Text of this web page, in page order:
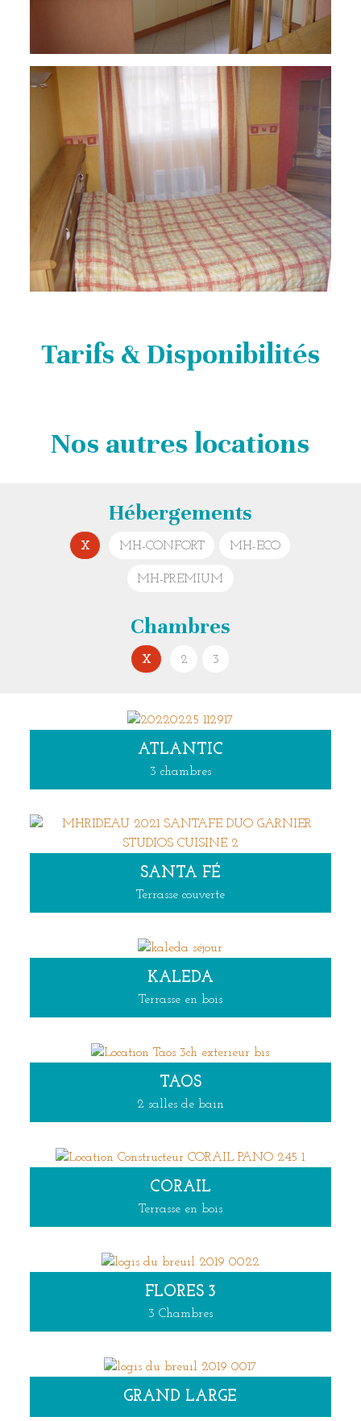
Tarifs & Disponibilités
Nos autres locations
Hébergements
X MH-CONFORT MH-ECO
MH-PREMIUM
chambres
X 2 3
ATLANTIC
3 chambres
SANTA FÉ
Terrasse couverte
KALEDA
Terrasse en bois
TAOS
2 salles de bain
CORAIL
Terrasse en bois
FLORES 3
3 Chambres
GRAND LARGE